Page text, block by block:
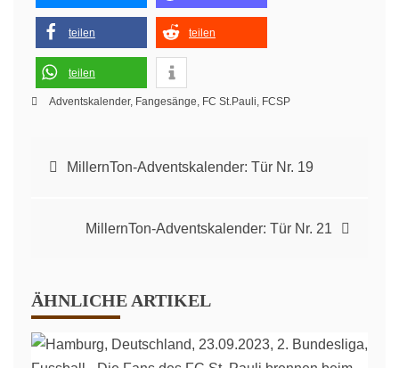
teilen teilen
teilen
Adventskalender, Fangesänge, FC St.Pauli, FCSP
Beitragsnavigation
MillernTon-Adventskalender: Tür Nr. 19
MillernTon-Adventskalender: Tür Nr. 21
ÄHNLICHE ARTIKEL